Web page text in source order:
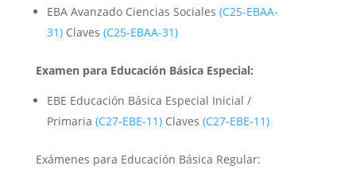
EBA Avanzado Ciencias Sociales (C25-EBAA-
31)Claves (C25-EBAA-31)
Examen para Educación Básica Especial:
EBE Educación Básica Especial Inicial /
Primaria (C27-EBE-11)Claves (C27-EBE-11)
Exámenes para Educación Básica Regular: